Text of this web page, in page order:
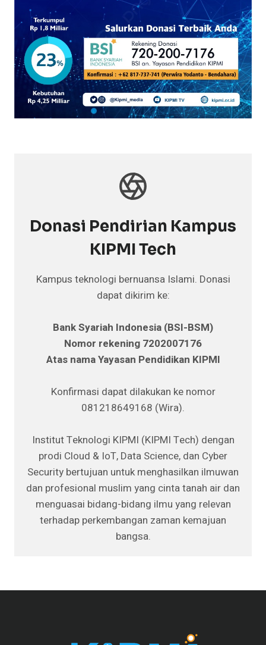
Donasi Pendirian Kampus
KIPMI Tech
Kampus teknologi bernuansa Islami. Donasi
dapat dikirim ke:
Bank Syariah Indonesia (BSI-BSM)
Nomor rekening 7202007176
Atas nama Yayasan Pendidikan KIPMI
Konfirmasi dapat dilakukan ke nomor
081218649168 (Wira).
Institut Teknologi KIPMI (KIPMI Tech) dengan
prodi Cloud & IoT, Data Science, dan Cyber
Security bertujuan untuk menghasilkan ilmuwan
dan profesional muslim yang cinta tanah air dan
menguasai bidang-bidang ilmu yang relevan
terhadap perkembangan zaman kemajuan
bangsa.